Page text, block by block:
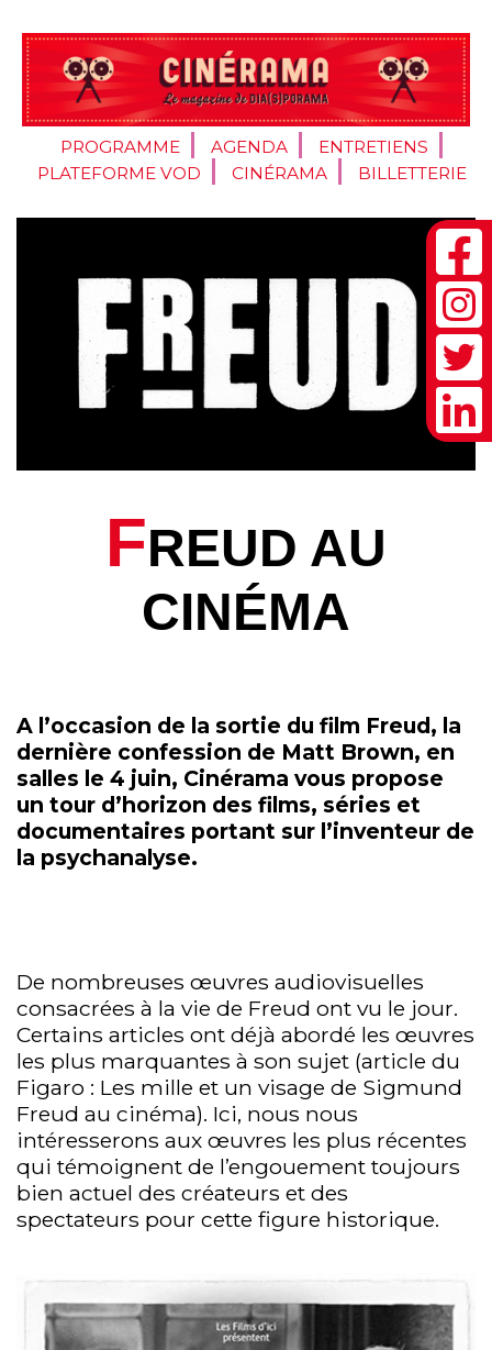
PROGRAMME AGENDA
ENTRETIENS
PLATEFORME VOD
CINÉRAMA BILLETTERIE
FREUD AU
CINÉMA
A l’occasion de la sortie du film Freud, la
dernière confession de Matt Brown, en
salles le 4 juin, Cinérama vous propose
un tour d’horizon des films, séries et
documentaires portant sur l’inventeur de
la psychanalyse.
De nombreuses œuvres audiovisuelles
consacrées à la vie de Freud ont vu le jour.
Certains articles ont déjà abordé les œuvres
les plus marquantes à son sujet (article du
Figaro : Les mille et un visage de Sigmund
Freud au cinéma). Ici, nous nous
intéresserons aux œuvres les plus récentes
qui témoignent de l’engouement toujours
bien actuel des créateurs et des
spectateurs pour cette figure historique.